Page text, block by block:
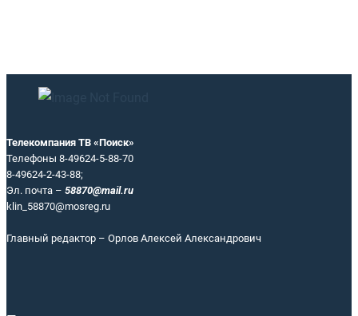
Телекомпания ТВ «Поиск»
Телефоны 8-49624-5-88-70
8-49624-2-43-88;
Эл. почта – 58870@mail.ru
klin_58870@mosreg.ru
Главный редактор – Орлов Алексей Александрович